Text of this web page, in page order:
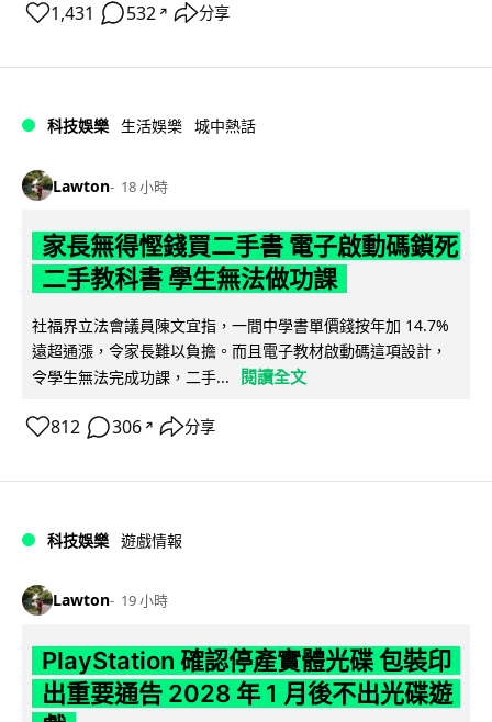
1,431 532 ↗ 分享
科技娛樂 生活娛樂 城中熱話
Lawton 18 小時
家長無得慳錢買二手書 電子啟動碼鎖死
二手教科書 學生無法做功課
社福界立法會議員陳文宜指，一間中學書單價錢按年加 14.7%
遠超通漲，令家長難以負擔。而且電子教材啟動碼這項設計，
令學生無法完成功課，二手...
閱讀全文
812 306 ↗ 分享
科技娛樂 遊戲情報
Lawton 19 小時
PlayStation 確認停產實體光碟 包裝印
出重要通告 2028 年 1 月後不出光碟遊